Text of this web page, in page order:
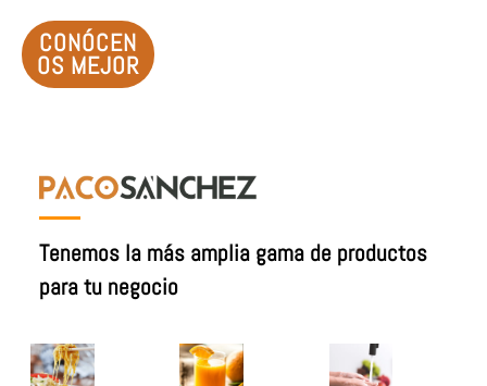
CONÓCEN
OS MEJOR
Tenemos la más amplia gama de productos
para tu negocio